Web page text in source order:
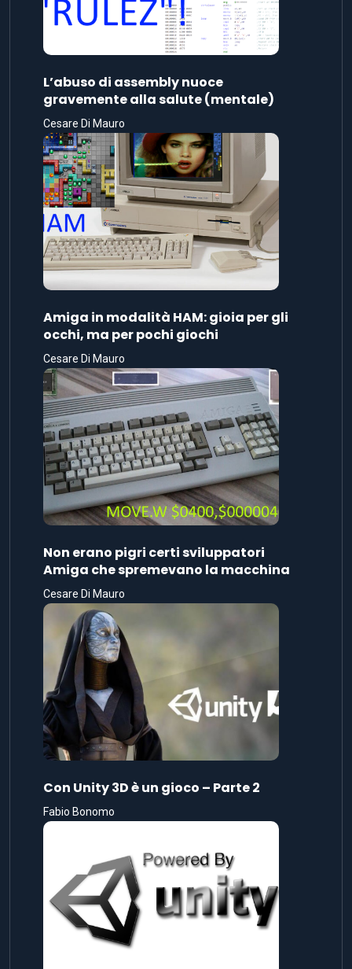
L’abuso di assembly nuoce
gravemente alla salute (mentale)
Cesare Di Mauro
Amiga in modalità HAM: gioia per gli
occhi, ma per pochi giochi
Cesare Di Mauro
Non erano pigri certi sviluppatori
Amiga che spremevano la macchina
Cesare Di Mauro
Con Unity 3D è un gioco – Parte 2
Fabio Bonomo